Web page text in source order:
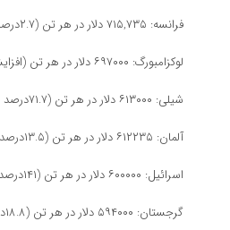
فرانسه: ۷۱۵,۷۳۵ دلار در هر تن (۲.۷درصد افزایش)
لوکزامبورگ: ۶۹۷۰۰۰ دلار در هر تن (افزایش ۱۰.۱%)
شیلی: ۶۱۳۰۰۰ دلار در هر تن (۷۱.۷درصد افزایش)
آلمان: ۶۱۲۲۳۵ دلار در هر تن (۱۳.۵درصد افزایش)
اسرائیل: ۶۰۰۰۰۰ دلار در هر تن (۱۴۱درصد افزایش)
گرجستان: ۵۹۴۰۰۰ دلار در هر تن (۱۸.۸درصد افزایش)